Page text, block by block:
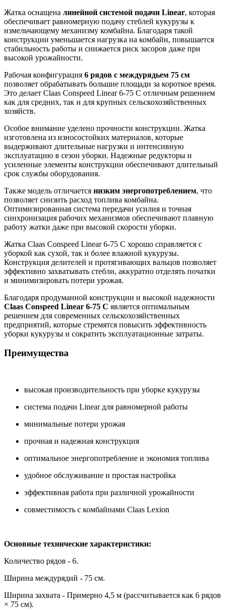
Жатка оснащена линейной системой подачи Linear, которая
обеспечивает равномерную подачу стеблей кукурузы к
измельчающему механизму комбайна. Благодаря такой
конструкции уменьшается нагрузка на комбайн, повышается
стабильность работы и снижается риск засоров даже при
высокой урожайности.
Рабочая конфигурация 6 рядов с междурядьем 75 см
позволяет обрабатывать большие площади за короткое время.
Это делает Claas Conspeed Linear 6-75 C отличным решением
как для средних, так и для крупных сельскохозяйственных
хозяйств.
Особое внимание уделено прочности конструкции. Жатка
изготовлена из износостойких материалов, которые
выдерживают длительные нагрузки и интенсивную
эксплуатацию в сезон уборки. Надежные редукторы и
усиленные элементы конструкции обеспечивают длительный
срок службы оборудования.
Также модель отличается низким энергопотреблением, что
позволяет снизить расход топлива комбайна.
Оптимизированная система передачи усилия и точная
синхронизация рабочих механизмов обеспечивают плавную
работу жатки даже при высокой скорости уборки.
Жатка Claas Conspeed Linear 6-75 C хорошо справляется с
уборкой как сухой, так и более влажной кукурузы.
Конструкция делителей и протягивающих вальцов позволяет
эффективно захватывать стебли, аккуратно отделять початки
и минимизировать потери урожая.
Благодаря продуманной конструкции и высокой надежности
Claas Conspeed Linear 6-75 C является оптимальным
решением для современных сельскохозяйственных
предприятий, которые стремятся повысить эффективность
уборки кукурузы и сократить эксплуатационные затраты.
Преимущества
высокая производительность при уборке кукурузы
система подачи Linear для равномерной работы
минимальные потери урожая
прочная и надежная конструкция
оптимальное энергопотребление и экономия топлива
удобное обслуживание и простая настройка
эффективная работа при различной урожайности
совместимость с комбайнами Claas Lexion
Основные технические характеристики:
Количество рядов - 6.
Ширина междурядий - 75 см.
Ширина захвата - Примерно 4,5 м (рассчитывается как 6 рядов
× 75 см).